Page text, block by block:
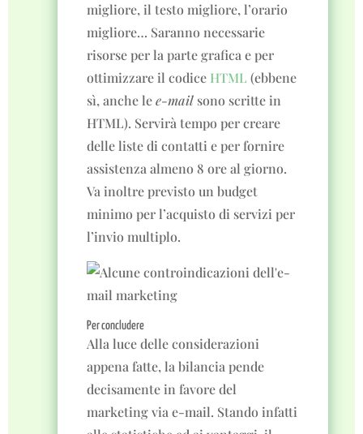
migliore, il testo migliore, l’orario
migliore… Saranno necessarie
risorse per la parte grafica e per
ottimizzare il codice HTML (ebbene
sì, anche lee-mail sono scritte in
HTML). Servirà tempo per creare
delle liste di contatti e per fornire
assistenza almeno 8 ore al giorno.
Va inoltre previsto un budget
minimo per l’acquisto di servizi per
l’invio multiplo.
Per concludere
Alla luce delle considerazioni
appena fatte, la bilancia pende
decisamente in favore del
marketing via e-mail. Stando infatti